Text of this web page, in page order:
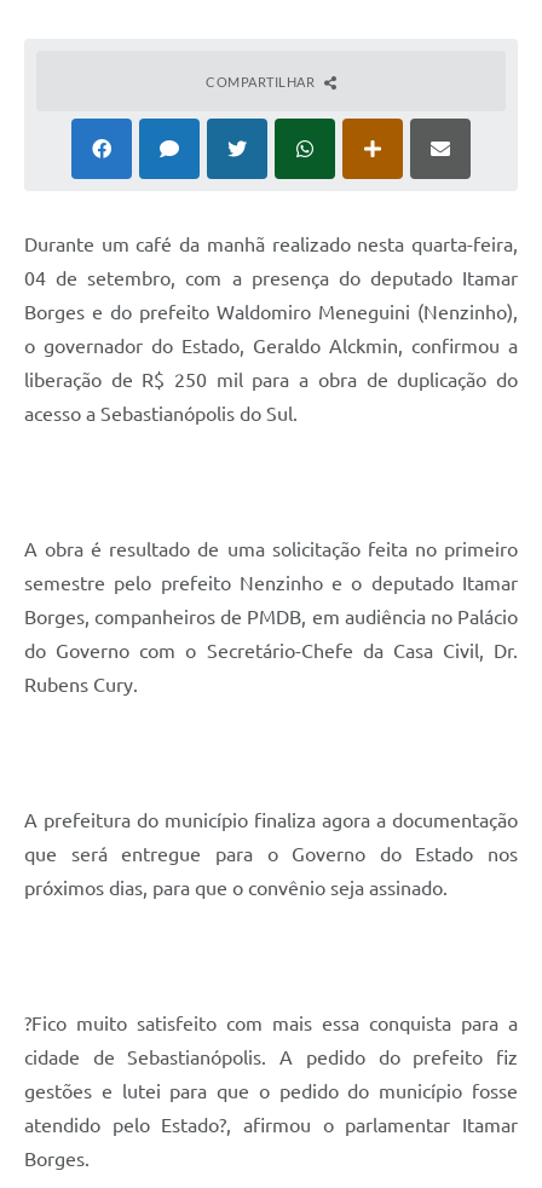
COMPARTILHAR
Durante um café da manhã realizado nesta quarta-feira,
04 de setembro, com a presença do deputado Itamar
Borges e do prefeito Waldomiro Meneguini (Nenzinho),
o governador do Estado, Geraldo Alckmin, confirmou a
liberação de R$ 250 mil para a obra de duplicação do
acesso a Sebastianópolis do Sul.
A obra é resultado de uma solicitação feita no primeiro
semestre pelo prefeito Nenzinho e o deputado Itamar
Borges, companheiros de PMDB, em audiência no Palácio
do Governo com o Secretário-Chefe da Casa Civil, Dr.
Rubens Cury.
A prefeitura do município finaliza agora a documentação
que será entregue para o Governo do Estado nos
próximos dias, para que o convênio seja assinado.
?Fico muito satisfeito com mais essa conquista para a
cidade de Sebastianópolis. A pedido do prefeito fiz
gestões e lutei para que o pedido do município fosse
atendido pelo Estado?, afirmou o parlamentar Itamar
Borges.